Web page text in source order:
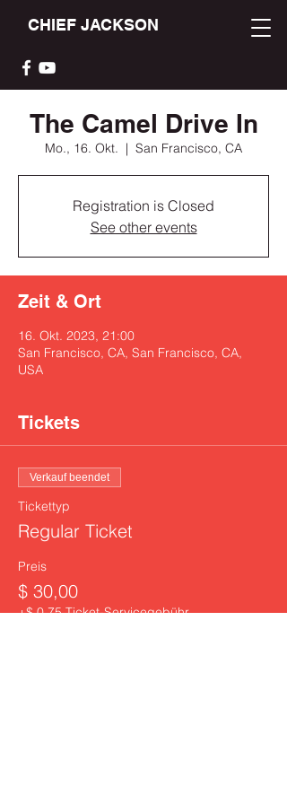
CHIEF JACKSON
The Camel Drive In
Mo., 16. Okt.
  |
San Francisco, CA
Registration is Closed
See other events
Zeit & Ort
16. Okt. 2023, 21:00
San Francisco, CA, San Francisco, CA,
USA
Tickets
Verkauf beendet
Tickettyp
Regular Ticket
Preis
$ 30,00
+$ 0,75 Ticket-Servicegebühr